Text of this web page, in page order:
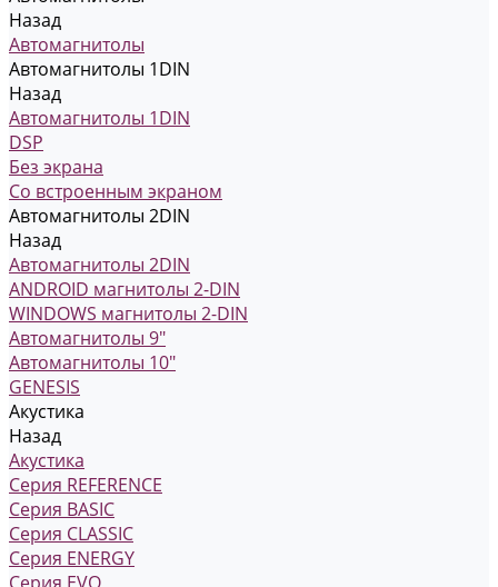
Назад
Автомагнитолы
Автомагнитолы 1DIN
Назад
Автомагнитолы 1DIN
DSP
Без экрана
Со встроенным экраном
Автомагнитолы 2DIN
Назад
Автомагнитолы 2DIN
ANDROID магнитолы 2-DIN
WINDOWS магнитолы 2-DIN
Автомагнитолы 9"
Автомагнитолы 10"
GENESIS
Акустика
Назад
Акустика
Серия REFERENCE
Серия BASIC
Серия CLASSIC
Серия ENERGY